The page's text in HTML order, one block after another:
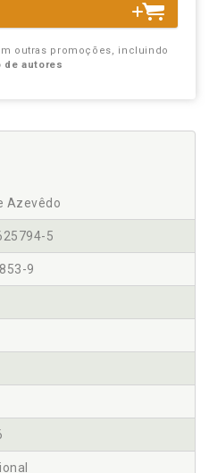
outras promoções, incluindo
de autores
Azevêdo
5
9